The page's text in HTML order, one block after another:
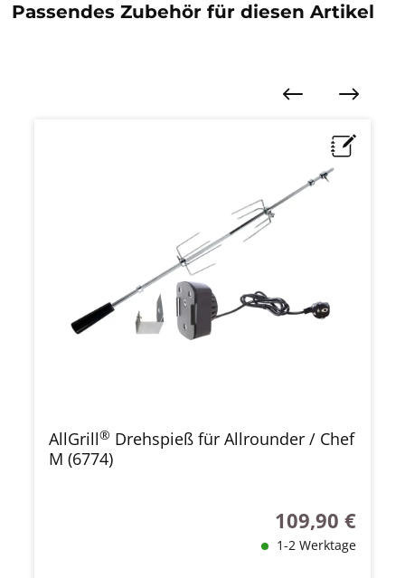
Passendes Zubehör für diesen Artikel
AllGrill® Drehspieß für Allrounder / Chef
M (6774)
Regulärer Preis:
109,90 €
1-2 Werktage